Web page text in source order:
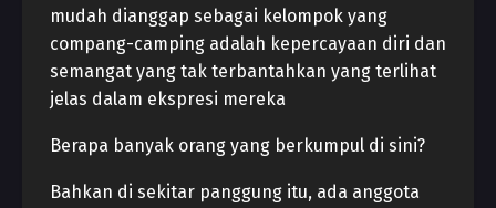
mudah dianggap sebagai kelompok yang
compang-camping adalah kepercayaan diri dan
semangat yang tak terbantahkan yang terlihat
jelas dalam ekspresi mereka
Berapa banyak orang yang berkumpul di sini?
Bahkan di sekitar panggung itu, ada anggota